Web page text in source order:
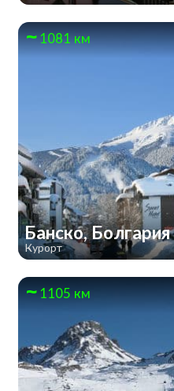
1081 км
Банско, Болгария
Курорт
1105 км